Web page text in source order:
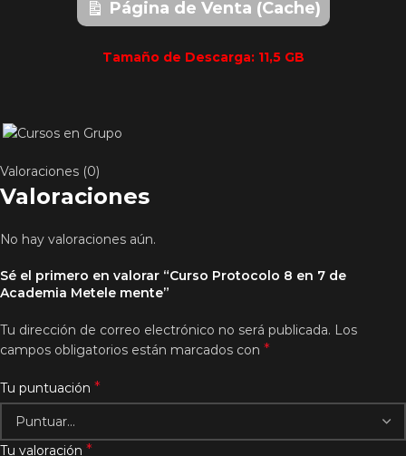
Página de Venta (Cache)
Tamaño de Descarga: 11,5 GB
Valoraciones (0)
Valoraciones
No hay valoraciones aún.
Sé el primero en valorar “Curso Protocolo 8 en 7 de
Academia Metele mente”
Tu dirección de correo electrónico no será publicada. Los
campos obligatorios están marcados con *
Tu puntuación *
Tu valoración *